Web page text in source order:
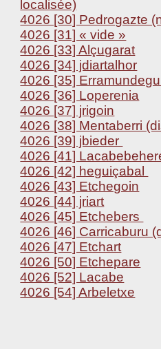
localisée)
4026 [30] Pedrogazte
4026 [31] « vide »
4026 [33] Alçugarat
4026 [34] jdiartalhor
4026 [35]
4026 [36] Loperenia
4026 [37] jrigoin
4026 [38] Mentaberri
4026 [39] jbieder
4026 [41]
4026 [42] heguiçabal
4026 [43] Etchegoin
4026 [44] jriart
4026 [45] Etchebers
4026 [46] Carricaburu
4026 [47] Etchart
4026 [50] Etchepare
4026 [52] Lacabe
4026 [54] Arbeletxe